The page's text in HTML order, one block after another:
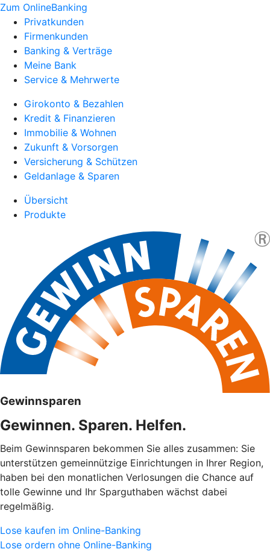
Zum OnlineBanking
Privatkunden
Firmenkunden
Banking & Verträge
Meine Bank
Service & Mehrwerte
Girokonto & Bezahlen
Kredit & Finanzieren
Immobilie & Wohnen
Zukunft & Vorsorgen
Versicherung & Schützen
Geldanlage & Sparen
Übersicht
Produkte
Gewinnsparen
Gewinnen. Sparen. Helfen.
Beim Gewinnsparen bekommen Sie alles zusammen: Sie
unterstützen gemeinnützige Einrichtungen in Ihrer Region,
haben bei den monatlichen Verlosungen die Chance auf
tolle Gewinne und Ihr Sparguthaben wächst dabei
regelmäßig.
Lose kaufen im Online-Banking
Lose ordern ohne Online-Banking